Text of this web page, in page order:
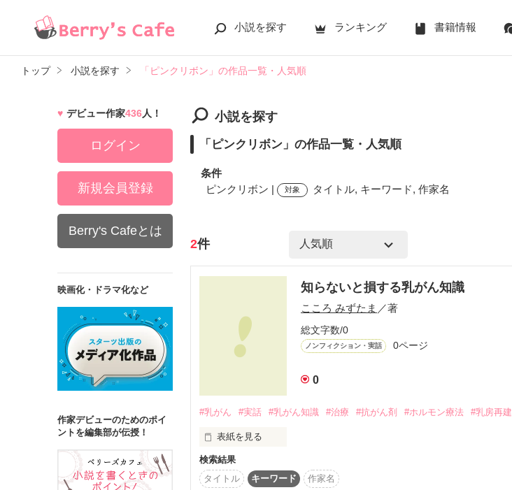
小説を探す ランキング 書籍情報
トップ 小説を探す 「ピンクリボン」の作品一覧・人気順
小説を探す
「ピンクリボン」の作品一覧・人気順
条件
ピンクリボン |
対象 タイトル, キーワード, 作家名
詳しく検索
タイトル
ジャンル
2件
知らないと損する乳がん知識
こころ みずたま ／著
総文字数/0
ノンフィクション・実話 0ページ
0
#乳がん #実話 #乳がん知識 #治療 #抗がん剤 #ホルモン療法 #乳房再建
表紙を見る
ーはじめにー
検索結果
タイトル
キーワード 作家名
デビュー作家436人！
ログイン
新規会員登録
Berry's Cafeとは
映画化・ドラマ化など
作家デビューのためのポイ
ントを編集部が伝授！